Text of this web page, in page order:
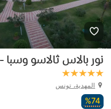
نور بالاس ثالاسو
المهدية، تونس
74‏%